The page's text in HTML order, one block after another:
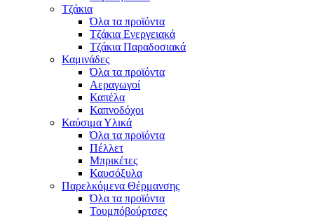
Τζάκια
Όλα τα προϊόντα
Τζάκια Ενεργειακά
Τζάκια Παραδοσιακά
Καμινάδες
Όλα τα προϊόντα
Αεραγωγοί
Καπέλα
Καπνοδόχοι
Καύσιμα Υλικά
Όλα τα προϊόντα
Πέλλετ
Μπρικέτες
Καυσόξυλα
Παρελκόμενα Θέρμανσης
Όλα τα προϊόντα
Τουμπόβούρτσες